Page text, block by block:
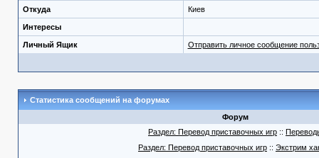
Откуда Киев
Интересы
Личный Ящик Отправить личное сообщение
Статистика сообщений на форумах
Форум
Раздел: Перевод приставочных игр ::
Раздел: Перевод приставочных игр :: Экстрим